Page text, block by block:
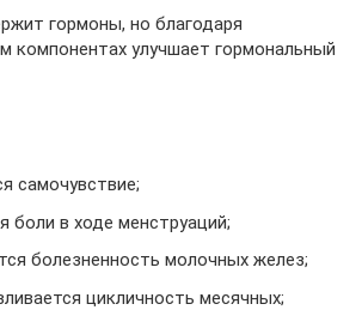
гормоны, но благодаря
компонентах улучшает гормональный
самочувствие;
боли в ходе менструаций;
болезненность молочных желез;
цикличность месячных;